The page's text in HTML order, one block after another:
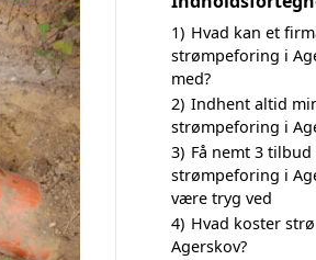
1) Hvad kan et
strømpeforing i
med?
2) Indhent altid
strømpeforing i
3) Få nemt 3 tilbud
strømpeforing i
være tryg ved
4) Hvad koster
Agerskov?